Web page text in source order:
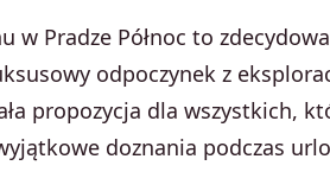
w Pradze Północ to
odpoczynek z
propozycja dla wszystkich,
doznania podczas